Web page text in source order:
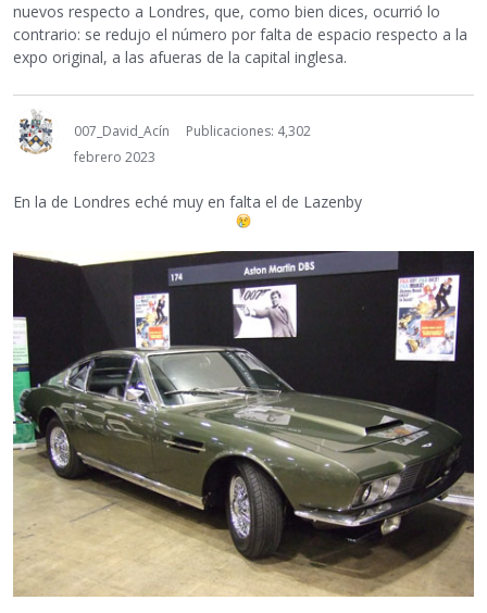
nuevos respecto a Londres, que, como bien dices, ocurrió lo
contrario: se redujo el número por falta de espacio respecto a la
expo original, a las afueras de la capital inglesa.
007_David_Acín
Publicaciones: 4,302
febrero 2023
En la de Londres eché muy en falta el de Lazenby